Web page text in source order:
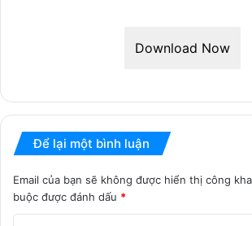
Download Now
Để lại một bình luận
Email của bạn sẽ không được hiển thị công
buộc được đánh dấu *